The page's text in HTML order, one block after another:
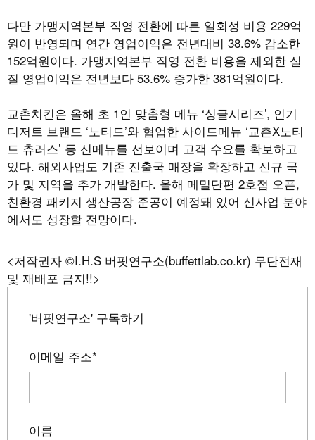
다만 가맹지역본부 직영 전환에 따른 일회성 비용 229억
원이 반영되며 연간 영업이익은 전년대비 38.6% 감소한
152억원이다. 가맹지역본부 직영 전환 비용을 제외한 실
질 영업이익은 전년보다 53.6% 증가한 381억원이다.
교촌치킨은 올해 초 1인 맞춤형 메뉴 ‘싱글시리즈’, 인기
디저트 브랜드 ‘노티드’와 협업한 사이드메뉴 ‘교촌X노티
드 츄러스’ 등 신메뉴를 선보이며 고객 수요를 확보하고
있다. 해외사업도 기존 진출국 매장을 확장하고 신규 국
가 및 지역을 추가 개발한다. 올해 메밀단편 2호점 오픈,
친환경 패키지 생산공장 준공이 예정돼 있어 신사업 분야
에서도 성장할 전망이다.
<저작권자 ©I.H.S 버핏연구소(buffettlab.co.kr) 무단전재
및 재배포 금지!!>
'버핏연구소' 구독하기
이메일 주소*
이름